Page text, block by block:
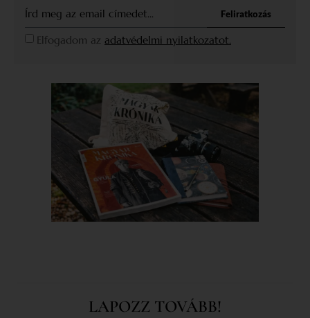
Elfogadom az adatvédelmi nyilatkozatot.
Feliratkozás
LAPOZZ TOVÁBB!